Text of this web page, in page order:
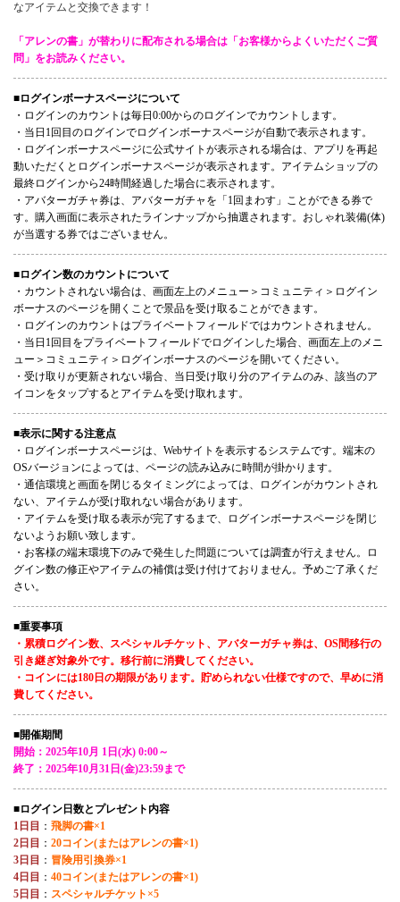
なアイテムと交換できます！
「アレンの書」が替わりに配布される場合は「お客様からよくいただくご質
問」をお読みください。
■ログインボーナスページについて
・ログインのカウントは毎日0:00からのログインでカウントします。
・当日1回目のログインでログインボーナスページが自動で表示されます。
・ログインボーナスページに公式サイトが表示される場合は、アプリを再起
動いただくとログインボーナスページが表示されます。アイテムショップの
最終ログインから24時間経過した場合に表示されます。
・アバターガチャ券は、アバターガチャを「1回まわす」ことができる券で
す。購入画面に表示されたラインナップから抽選されます。おしゃれ装備(体)
が当選する券ではございません。
■ログイン数のカウントについて
・カウントされない場合は、画面左上のメニュー＞コミュニティ＞ログイン
ボーナスのページを開くことで景品を受け取ることができます。
・ログインのカウントはプライベートフィールドではカウントされません。
・当日1回目をプライベートフィールドでログインした場合、画面左上のメニ
ュー＞コミュニティ＞ログインボーナスのページを開いてください。
・受け取りが更新されない場合、当日受け取り分のアイテムのみ、該当のア
イコンをタップするとアイテムを受け取れます。
■表示に関する注意点
・ログインボーナスページは、Webサイトを表示するシステムです。端末の
OSバージョンによっては、ページの読み込みに時間が掛かります。
・通信環境と画面を閉じるタイミングによっては、ログインがカウントされ
ない、アイテムが受け取れない場合があります。
・アイテムを受け取る表示が完了するまで、ログインボーナスページを閉じ
ないようお願い致します。
・お客様の端末環境下のみで発生した問題については調査が行えません。ロ
グイン数の修正やアイテムの補償は受け付けておりません。予めご了承くだ
さい。
■重要事項
・累積ログイン数、スペシャルチケット、アバターガチャ券は、OS間移行の
引き継ぎ対象外です。移行前に消費してください。
・コインには180日の期限があります。貯められない仕様ですので、早めに消
費してください。
■開催期間
開始：2025年10月 1日(水) 0:00～
終了：2025年10月31日(金)23:59まで
■ログイン日数とプレゼント内容
1日目 ： 飛脚の書×1
2日目 ： 20コイン(またはアレンの書×1)
3日目 ： 冒険用引換券×1
4日目 ： 40コイン(またはアレンの書×1)
5日目 ： スペシャルチケット×5